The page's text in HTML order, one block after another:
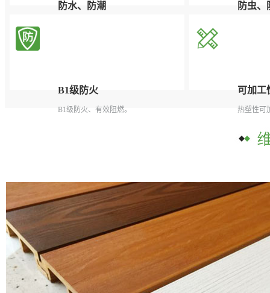
防水、防潮 防虫、
B1级防火
B1级防火、有效阻燃。
可加工
热塑性可